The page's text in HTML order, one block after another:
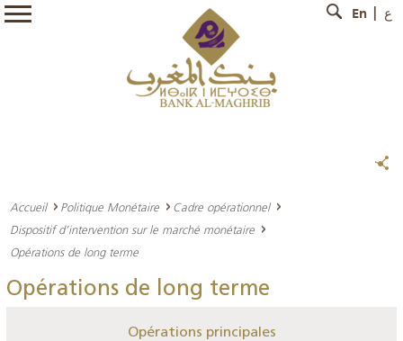
En ع
Accueil Politique Monétaire
Cadre opérationnel
Dispositif d’intervention sur le marché monétaire
Opérations de long terme
Opérations de long terme
Opérations principales